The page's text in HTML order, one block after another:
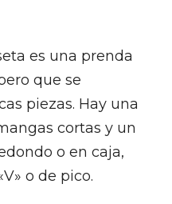
es una prenda
que se
piezas. Hay una
cortas y un
o en caja,
o de pico.